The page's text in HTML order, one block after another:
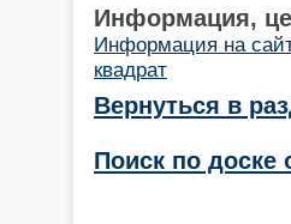
Информация,
Информация на
квадрат
Вернуться в
Поиск по доске